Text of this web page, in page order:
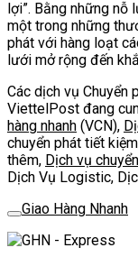
lợi”. Bằng những
một trong những
phát với hàng loạt
lưới mở rộng đến
Các dịch vụ Chuyển
ViettelPost đang
hàng nhanh (VCN),
chuyển phát tiết
thêm, Dịch vụ
Dịch Vụ Logistic,
Giao Hàng Nhanh